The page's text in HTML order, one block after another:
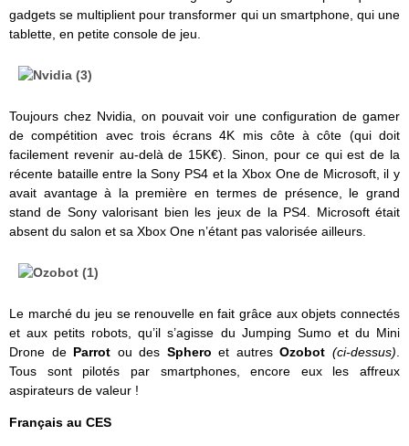
gadgets se multiplient pour transformer qui un smartphone, qui une
tablette, en petite console de jeu.
Toujours chez Nvidia, on pouvait voir une configuration de gamer
de compétition avec trois écrans 4K mis côte à côte (qui doit
facilement revenir au-delà de 15K€). Sinon, pour ce qui est de la
récente bataille entre la Sony PS4 et la Xbox One de Microsoft, il y
avait avantage à la première en termes de présence, le grand
stand de Sony valorisant bien les jeux de la PS4. Microsoft était
absent du salon et sa Xbox One n’étant pas valorisée ailleurs.
Le marché du jeu se renouvelle en fait grâce aux objets connectés
et aux petits robots, qu’il s’agisse du Jumping Sumo et du Mini
Drone de Parrot ou des Spheroet autresOzobot(ci-dessus).
Tous sont pilotés par smartphones, encore eux les affreux
aspirateurs de valeur !
Français au CES